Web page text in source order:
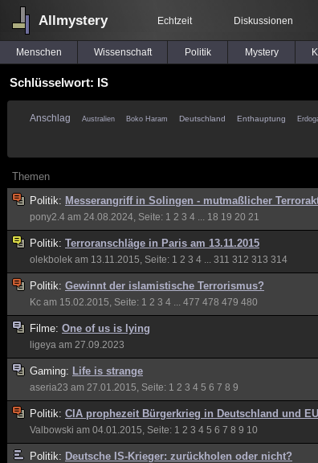
Allmystery Echtzeit Diskussionen
Menschen Wissenschaft Politik Mystery
Schlüsselwort: IS
Anschlag Australien Boko Haram Deutschland Enthauptung
Themen
Politik: Messerangriff in Solingen - mutmaßlicher
pony2.4 am 24.08.2024, Seite: 1 2 3 4 18 19 20 21
Politik: Terroranschläge in Paris am 13.11.2015
olekbolek am 13.11.2015, Seite: 1 2 3 4 311 312 313 314
Politik: Gewinnt der islamistische Terrorismus?
Kc am 15.02.2015, Seite: 1 2 3 4 477 478 479 480
Filme: One of us is lying
ligeya am 27.09.2023
Gaming: Life is strange
aseria23 am 27.01.2015, Seite: 1 2 3 4 5 6 7 8 9
Politik: CIA prophezeit Bürgerkrieg in Deutschland und EU
Valbowski am 04.01.2015, Seite: 1 2 3 4 5 6 7 8 9 10
Politik: Deutsche IS-Krieger: zurückholen oder nicht?